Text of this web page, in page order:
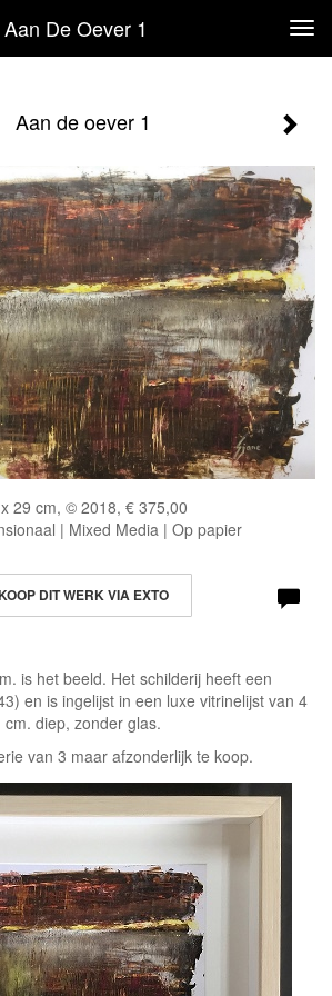
De Oever 1
Aan de oever 1
29 cm, © 2018, € 375,00
| Mixed Media | Op papier
DIT WERK VIA EXTO
is het beeld. Het schilderij heeft een
en is ingelijst in een luxe vitrinelijst van 4
cm. diep, zonder glas.
van 3 maar afzonderlijk te koop.